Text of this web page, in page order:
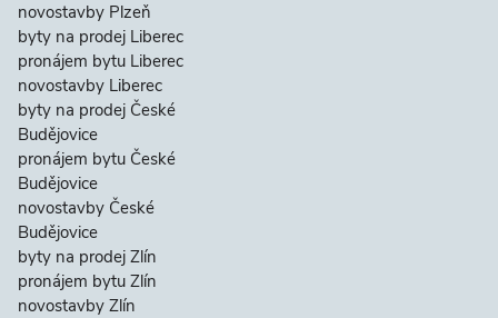
novostavby Plzeň
byty na prodej Liberec
pronájem bytu Liberec
novostavby Liberec
byty na prodej České
Budějovice
pronájem bytu České
Budějovice
novostavby České
Budějovice
byty na prodej Zlín
pronájem bytu Zlín
novostavby Zlín